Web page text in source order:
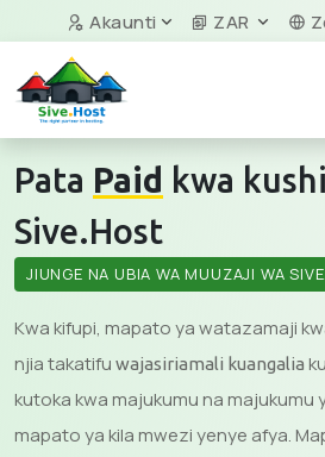
Akaunti ZAR
Pata Paid kwa
Sive.Host
JIUNGE NA UBIA WA MUUZAJI WA
Kwa kifupi, mapato ya watazamaji
njia takatifu wajasiriamali kuangalia
kutoka kwa majukumu na majukumu
mapato ya kila mwezi yenye afya.